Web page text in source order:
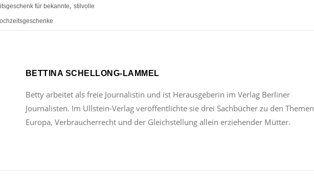
für bekannte, stilvolle
BETTINA SCHELLONG-LAMMEL
Betty arbeitet als freie Journalistin und ist Herausgeberin im Verlag Berliner
Journalisten. Im Ullstein-Verlag veröffentlichte sie drei Sachbücher zu den Themen
Europa, Verbraucherrecht und der Gleichstellung allein erziehender Mütter.